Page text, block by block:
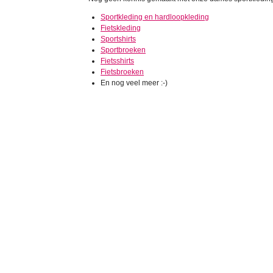
Sportkleding en hardloopkleding
Fietskleding
Sportshirts
Sportbroeken
Fietsshirts
Fietsbroeken
En nog veel meer :-)